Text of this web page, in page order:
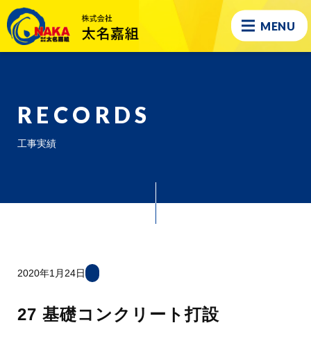
MENU
RECORDS
工事実績
2020年1月24日
27 基礎コンクリート打設